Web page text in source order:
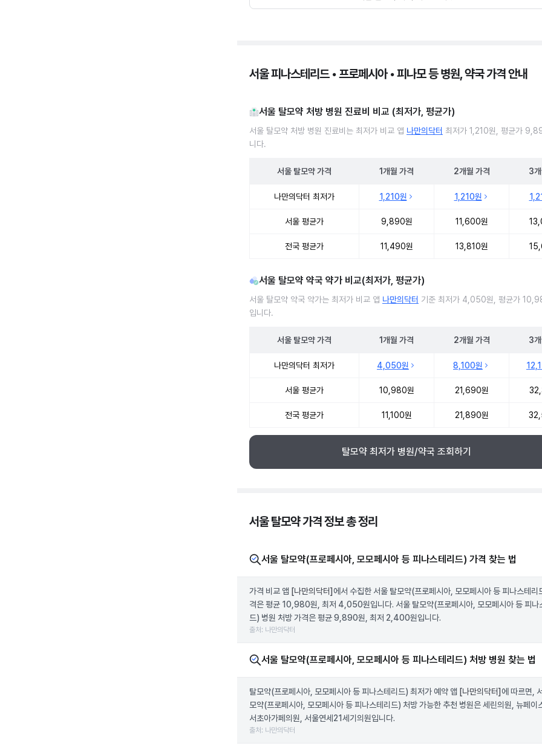
서울 피나스테리드 • 프로페시아 • 피나모 등 병원, 약국 가격 안내
서울 탈모약 처방 병원 진료비 비교 (최저가, 평균가)
서울 탈모약 처방 병원 진료비는 최저가 비교 앱 나만의닥터 최저가 1,210원, 평균가
니다.
서울 탈모약가격 1개월 가격 2개월 가격 3
나만의닥터 최저가 1,210원 1,210원
서울 평균가 9,890원 11,600원
전국 평균가 11,490원 13,810원
서울 탈모약 약국 약가 비교(최저가, 평균가)
서울 탈모약 약국 약가는 최저가 비교 앱 나만의닥터 기준 최저가 4,050원, 평균가
입니다.
서울 탈모약가격 1개월 가격 2개월 가격 3
나만의닥터 최저가 4,050원 8,100원
서울 평균가 10,980원 21,690원
전국 평균가 11,100원 21,890원
탈모약 최저가 병원/약국 조회하기
서울 탈모약 가격 정보 총 정리
서울 탈모약(프로페시아, 모모페시아 등 피나스테리드) 가격 찾는 법
가격 비교 앱 [나만의닥터] 에서 수집한 서울 탈모약(프로페시아, 모모페시아 등 피나스테리
격은 평균 10,980원, 최저 4,050원입니다. 서울 탈모약(프로페시아, 모모페시아 등 피나
드) 병원 처방 가격은 평균 9,890원, 최저 2,400원입니다.
출처: 나만의닥터
서울 탈모약(프로페시아, 모모페시아 등 피나스테리드) 처방 병원 찾는 법
탈모약(프로페시아, 모모페시아 등 피나스테리드) 최저가 예약 앱 [나만의닥터] 에 따르면,
모약(프로페시아, 모모페시아 등 피나스테리드) 처방 가능한 추천 병원은 세린의원, 뉴페이
서초아가페의원, 서울연세21세기의원입니다.
출처: 나만의닥터